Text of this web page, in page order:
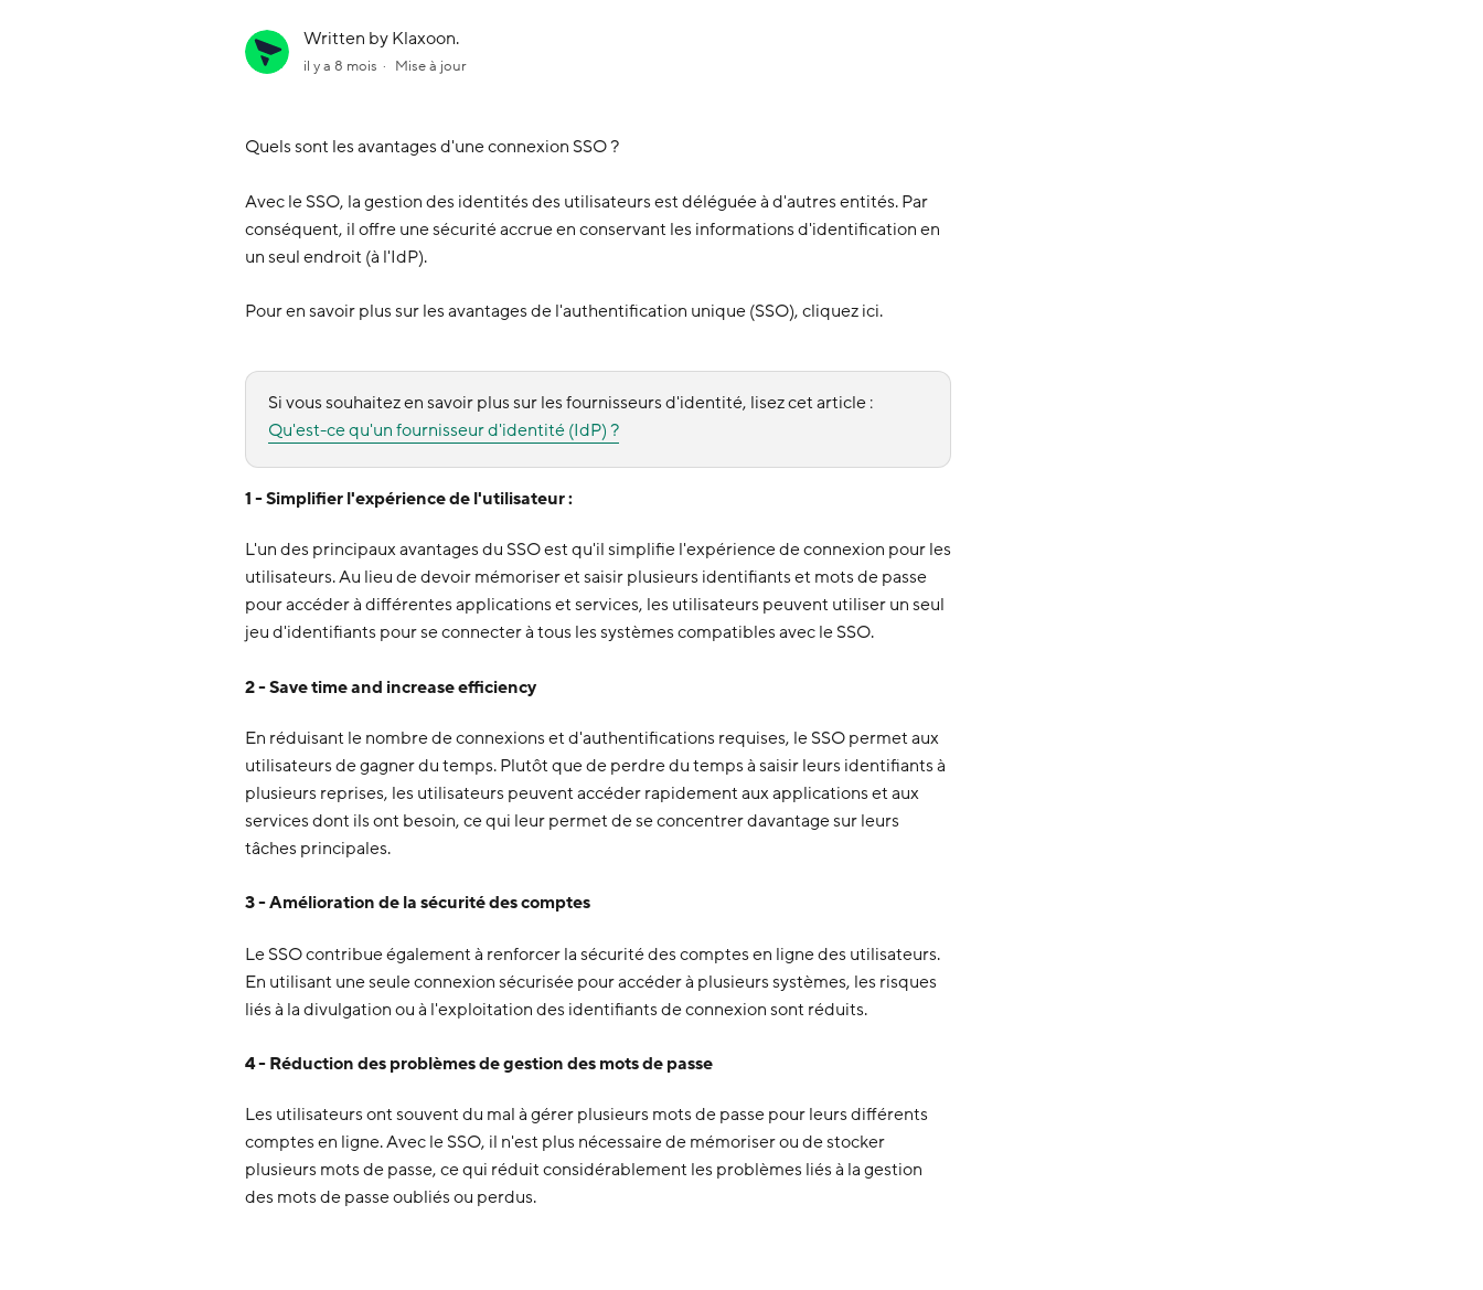
Written by Klaxoon.
il y a 8 mois Mise à jour
Quels sont les avantages d'une connexion SSO ?
Avec le SSO, la gestion des identités des utilisateurs est déléguée à d'autres entités. Par
conséquent, il offre une sécurité accrue en conservant les informations d'identification en
un seul endroit (à l'IdP).
Pour en savoir plus sur les avantages de l'authentification unique (SSO), cliquez ici.
Si vous souhaitez en savoir plus sur les fournisseurs d'identité, lisez cet article :
Qu'est-ce qu'un fournisseur d'identité (IdP) ?
1 - Simplifier l'expérience de l'utilisateur :
L'un des principaux avantages du SSO est qu'il simplifie l'expérience de connexion pour les
utilisateurs. Au lieu de devoir mémoriser et saisir plusieurs identifiants et mots de passe
pour accéder à différentes applications et services, les utilisateurs peuvent utiliser un seul
jeu d'identifiants pour se connecter à tous les systèmes compatibles avec le SSO.
2 - Save time and increase efficiency
En réduisant le nombre de connexions et d'authentifications requises, le SSO permet aux
utilisateurs de gagner du temps. Plutôt que de perdre du temps à saisir leurs identifiants à
plusieurs reprises, les utilisateurs peuvent accéder rapidement aux applications et aux
services dont ils ont besoin, ce qui leur permet de se concentrer davantage sur leurs
tâches principales.
3 - Amélioration de la sécurité des comptes
Le SSO contribue également à renforcer la sécurité des comptes en ligne des utilisateurs.
En utilisant une seule connexion sécurisée pour accéder à plusieurs systèmes, les risques
liés à la divulgation ou à l'exploitation des identifiants de connexion sont réduits.
4 - Réduction des problèmes de gestion des mots de passe
Les utilisateurs ont souvent du mal à gérer plusieurs mots de passe pour leurs différents
comptes en ligne. Avec le SSO, il n'est plus nécessaire de mémoriser ou de stocker
plusieurs mots de passe, ce qui réduit considérablement les problèmes liés à la gestion
des mots de passe oubliés ou perdus.